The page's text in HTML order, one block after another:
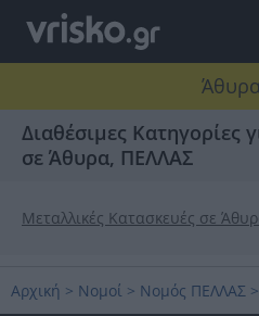
Διαθέσιμες Κατηγορίες
σε Άθυρα, ΠΕΛΛΑΣ
Μεταλλικές Κατασκευές σε
Αρχική > Νομοί > Νομός ΠΕΛΛΑΣ >